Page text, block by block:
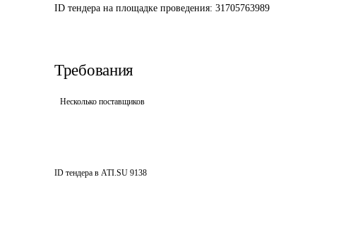
ID тендера на площадке проведения: 31705763989
Требования
Несколько поставщиков
ID тендера в ATI.SU 9138